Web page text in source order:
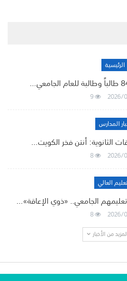
الرئيسية
2026/
9
المدارس
الثانوية: أنتن فخر الكويت…
2026/
8
العالي
الجامعي.. «ذوي الإعاقة»…
2026/
8
من الأخبار